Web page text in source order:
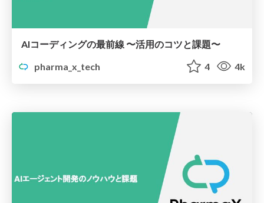
AIコーディングの最前線 〜活用のコツと課題〜
pharma_x_tech
4 4k